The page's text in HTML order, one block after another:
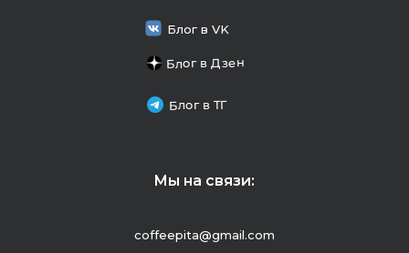
Блог в VK
Блог в ТГ
Блог в Дзен
Мы на связи:
coffeepita@gmail.com